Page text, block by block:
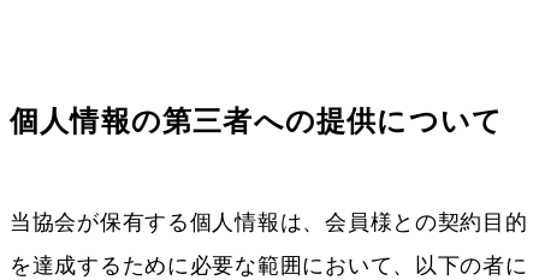
個人情報の第三者への提供について
当協会が保有する個人情報は、会員様との契約目的
を達成するために必要な範囲において、以下の者に